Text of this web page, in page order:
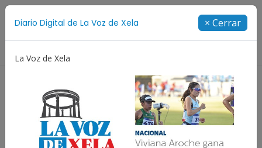
Diario Digital de La Voz de Xela × Cerrar
La Voz de Xela